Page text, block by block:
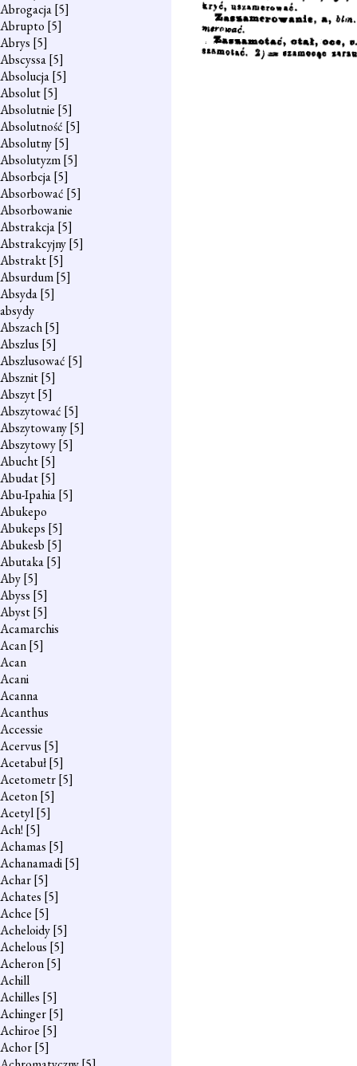
Abrogacja[5]
Abrupto [5]
Abrys [5]
Abscyssa[5]
Absolucja[5]
Absolut[5]
Absolutnie [5]
Absolutność [5]
Absolutny[5]
Absolutyzm[5]
Absorbcja[5]
Absorbować [5]
Absorbowanie
Abstrakcja[5]
Abstrakcyjny[5]
Abstrakt[5]
Absurdum[5]
Absyda[5]
absydy
Abszach[5]
Abszlus [5]
Abszlusować [5]
Absznit[5]
Abszyt[5]
Abszytować [5]
Abszytowany[5]
Abszytowy[5]
Abucht[5]
Abudat[5]
Abu-Ipahia[5]
Abukepo
Abukeps [5]
Abukesb [5]
Abutaka[5]
Aby[5]
Abyss [5]
Abyst[5]
Acamarchis
Acan[5]
Acan
Acani
Acanna
Acanthus
Accessie
Acervus [5]
Acetabuł[5]
Acetometr[5]
Aceton[5]
Acetyl[5]
Ach! [5]
Achamas [5]
Achanamadi[5]
Achar[5]
Achates [5]
Achce [5]
Acheloidy[5]
Achelous [5]
Acheron[5]
Achill
Achilles [5]
Achinger[5]
Achiroe [5]
Achor[5]